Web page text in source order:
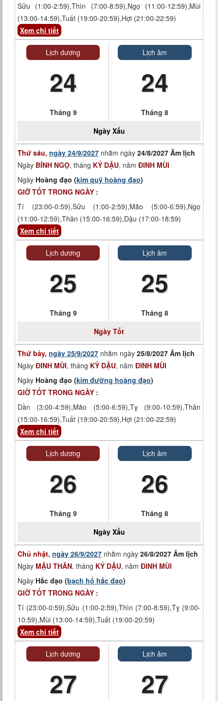
Sửu (1:00-2:59),Thìn (7:00-8:59),Ngọ (11:00-12:59),Mùi
(13:00-14:59),Tuất (19:00-20:59),Hợi (21:00-22:59)
Xem chi tiết
Lịch dương
24
Tháng 9
Lịch âm
24
Tháng 8
Ngày Xấu
Thứ sáu, ngày 24/9/2027 nhằm ngày 24/8/2027 Âm lịch
Ngày BÍNH NGỌ, tháng KỶ DẬU, năm ĐINH MÙI
Ngày Hoàng đạo (kim quỹ hoàng đạo)
GIỜ TỐT TRONG NGÀY :
Tí (23:00-0:59),Sửu (1:00-2:59),Mão (5:00-6:59),Ngọ
(11:00-12:59),Thân (15:00-16:59),Dậu (17:00-18:59)
Xem chi tiết
Lịch dương
25
Tháng 9
Lịch âm
25
Tháng 8
Ngày Tốt
Thứ bảy, ngày 25/9/2027 nhằm ngày 25/8/2027 Âm lịch
Ngày ĐINH MÙI, tháng KỶ DẬU, năm ĐINH MÙI
Ngày Hoàng đạo (kim đường hoàng đạo)
GIỜ TỐT TRONG NGÀY :
Dần (3:00-4:59),Mão (5:00-6:59),Tỵ (9:00-10:59),Thân
(15:00-16:59),Tuất (19:00-20:59),Hợi (21:00-22:59)
Xem chi tiết
Lịch dương
26
Tháng 9
Lịch âm
26
Tháng 8
Ngày Xấu
Chủ nhật, ngày 26/9/2027 nhằm ngày 26/8/2027 Âm lịch
Ngày MẬU THÂN, tháng KỶ DẬU, năm ĐINH MÙI
Ngày Hắc đạo (bạch hổ hắc đạo)
GIỜ TỐT TRONG NGÀY :
Tí (23:00-0:59),Sửu (1:00-2:59),Thìn (7:00-8:59),Tỵ (9:00-
10:59),Mùi (13:00-14:59),Tuất (19:00-20:59)
Xem chi tiết
Lịch dương
27
Lịch âm
27